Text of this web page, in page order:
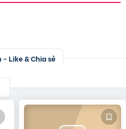
Like & Chia sẻ